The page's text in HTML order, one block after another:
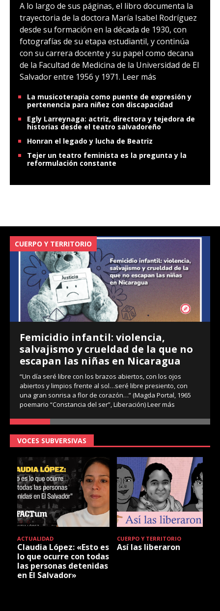
A lo largo de sus páginas, el libro documenta la
trayectoria de la doctora María Isabel Rodríguez
desde su formación en la década de 1930, con
fotografías de su etapa estudiantil, y continúa
con su carrera docente y su papel como decana
de la Facultad de Medicina de la Universidad de El
Salvador entre 1956 y 1971. Leer más
La musicoterapia como puente de expresión y
pertenencia para niñez con discapacidad
Egly Larreynaga: actriz, directora y tejedora de
historias desde el teatro salvadoreño
Honran el legado y lucha de Beatriz
Tejer un teatro feminista es la pregunta y la
reformulación constante
CUERPO Y TERRITORIO
Femicidio infantil: violencia,
salvajismo y crueldad de la que no
escapan las niñas en Nicaragua
“Un día seré libre con los brazos abiertos, con los ojos
abiertos y limpios frente al sol…seré libre presiento, con
una gran sonrisa a flor de corazón…” (Magda Portal, 1965
poemario “Constancia del ser”, Liberación)Leer más
VOCES SUBVERSIVAS
ACTUALIDAD
Claudia López: «Esto es
lo que ocurre con todas
las personas detenidas
en El Salvador»
CUERPO Y TERRITORIO
Así las liberaron